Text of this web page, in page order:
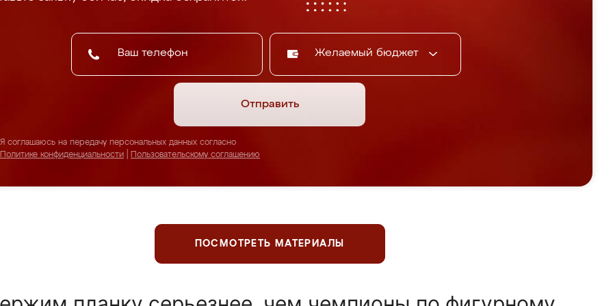
Желаемый бюджет
Отправить
Я соглашаюсь на передачу персональных данных согласно
Политике конфиденциальности
Пользовательскому соглашению
ПОСМОТРЕТЬ МАТЕРИАЛЫ